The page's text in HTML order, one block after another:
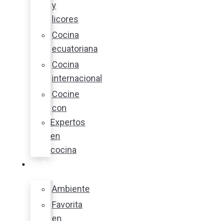
y
licores
Cocina
ecuatoriana
Cocina
internacional
Cocine
con
Expertos
en
cocina
Ambiente
Favorita
en